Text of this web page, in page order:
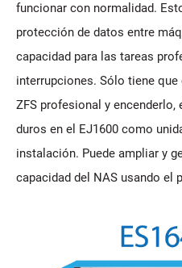
funcionar con normalidad.
protección de datos entre
capacidad para las tareas
interrupciones. Sólo tiene
ZFS profesional y
duros en el EJ1600 como
instalación. Puede ampliar y
capacidad del NAS usando el